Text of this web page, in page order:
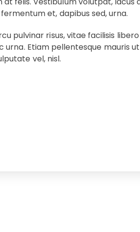
et, dapibus sed, urna.
pulvinar risus, vitae facilisis
urna. Etiam pellentesque mauris
vel, nisl.